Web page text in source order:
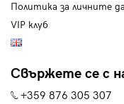
Политика за личните
VIP клуб
Свържете се с
+359 876 305 307